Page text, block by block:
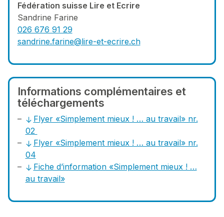
Fédération suisse Lire et Ecrire
Sandrine Farine
026 676 91 29
sandrine.farine@lire-et-ecrire.ch
Informations complémentaires et
téléchargements
Flyer «Simplement mieux ! … au travail» nr.
02
Flyer «Simplement mieux ! … au travail» nr.
04
Fiche d’information «Simplement mieux ! …
au travail»